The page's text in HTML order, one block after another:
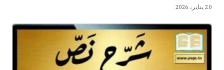
20 يناير، 2026